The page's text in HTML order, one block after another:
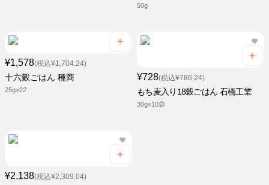
50g
¥1,578(税込¥1,704.24)
十六穀ごはん 種商
25g×22
¥728(税込¥786.24)
もち麦入り18穀ごはん 石橋工業
30g×10袋
¥2,138(税込¥2,309.04)